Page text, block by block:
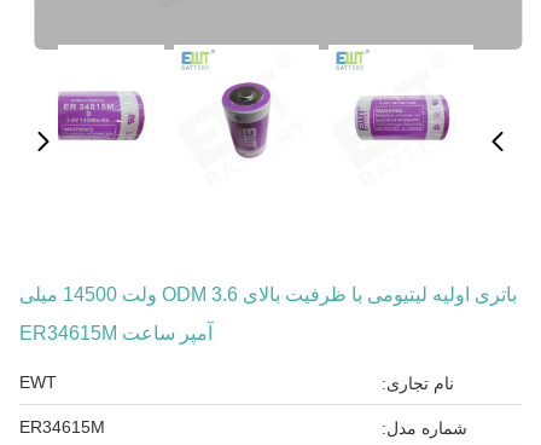
باتری اولیه لیتیومی با ظرفیت بالای ODM 3.6 ولت 14500 میلی
آمپر ساعت ER34615M
نام تجاری: EWT
شماره مدل: ER34615M